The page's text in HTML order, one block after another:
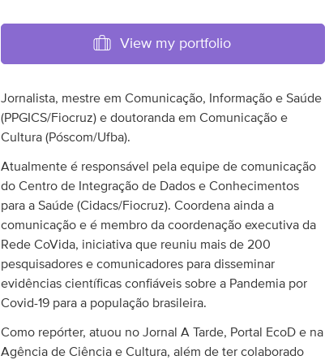
View my portfolio
Jornalista, mestre em Comunicação, Informação e Saúde
(PPGICS/Fiocruz) e doutoranda em Comunicação e
Cultura (Póscom/Ufba).
Atualmente é responsável pela equipe de comunicação
do Centro de Integração de Dados e Conhecimentos
para a Saúde (Cidacs/Fiocruz). Coordena ainda a
comunicação e é membro da coordenação executiva da
Rede CoVida, iniciativa que reuniu mais de 200
pesquisadores e comunicadores para disseminar
evidências científicas confiáveis sobre a Pandemia por
Covid-19 para a população brasileira.
Como repórter, atuou no Jornal A Tarde, Portal EcoD e na
Agência de Ciência e Cultura, além de ter colaborado